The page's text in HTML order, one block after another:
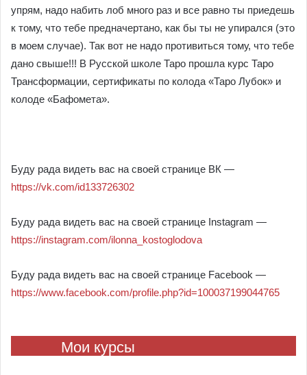
упрям, надо набить лоб много раз и все равно ты приедешь
к тому, что тебе предначертано, как бы ты не упирался (это
в моем случае). Так вот не надо противиться тому, что тебе
дано свыше!!! В Русской школе Таро прошла курс Таро
Трансформации, сертификаты по колода «Таро Лубок» и
колоде «Бафомета».
Буду рада видеть вас на своей странице ВК —
https://vk.com/id133726302
Буду рада видеть вас на своей странице Instagram —
https://instagram.com/ilonna_kostoglodova
Буду рада видеть вас на своей странице Facebook —
https://www.facebook.com/profile.php?id=100037199044765
Мои курсы